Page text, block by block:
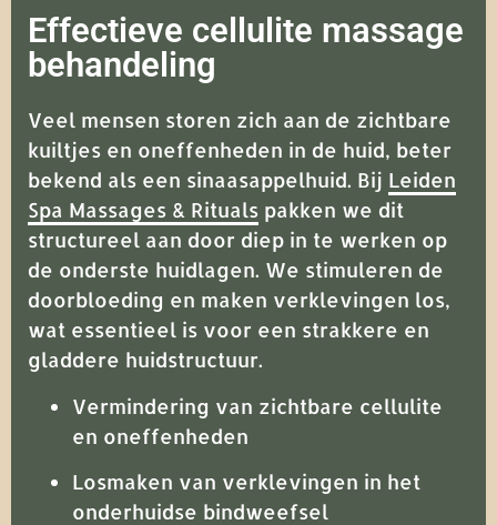
Effectieve cellulite massage
behandeling
Veel mensen storen zich aan de zichtbare
kuiltjes en oneffenheden in de huid, beter
bekend als een sinaasappelhuid. Bij Leiden
Spa Massages & Rituals pakken we dit
structureel aan door diep in te werken op
de onderste huidlagen. We stimuleren de
doorbloeding en maken verklevingen los,
wat essentieel is voor een strakkere en
gladdere huidstructuur.
Vermindering van zichtbare cellulite
en oneffenheden
Losmaken van verklevingen in het
onderhuidse bindweefsel